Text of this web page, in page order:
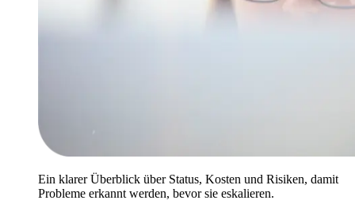
Ein klarer Überblick über Status, Kosten und Risiken, damit
Probleme erkannt werden, bevor sie eskalieren.